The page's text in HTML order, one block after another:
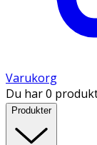
Varukorg
Du har 0
Produkter